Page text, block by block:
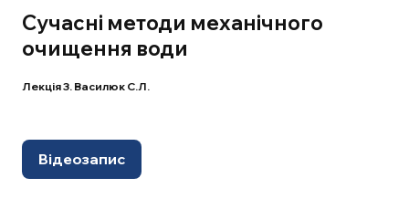
Сучасні методи механічного
очищення води
Лекція 3. Василюк С.Л.
Відеозапис